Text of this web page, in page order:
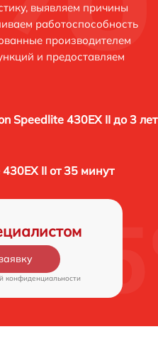
выявляем причины
работоспособность
производителем
и предоставляем
Speedlite 430EX II до 3 лет
II от 35 минут
конфиденциальности